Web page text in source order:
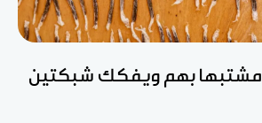
الدرك يوقف 13 مشتبها بهم ويفكك شبكتين